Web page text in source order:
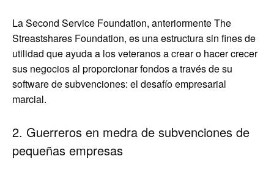
La Second Service Foundation, anteriormente The
Streastshares Foundation, es una estructura sin fines de
utilidad que ayuda a los veteranos a crear o hacer crecer
sus negocios al proporcionar fondos a través de su
software de subvenciones: el desafío empresarial
marcial.
2. Guerreros en medra de subvenciones de
pequeñas empresas